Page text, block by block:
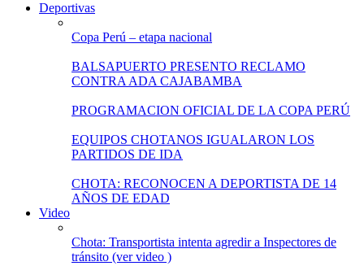
Deportivas
Copa Perú – etapa nacional
BALSAPUERTO PRESENTO RECLAMO
CONTRA ADA CAJABAMBA
PROGRAMACION OFICIAL DE LA COPA PERÚ
EQUIPOS CHOTANOS IGUALARON LOS
PARTIDOS DE IDA
CHOTA: RECONOCEN A DEPORTISTA DE 14
AÑOS DE EDAD
Video
Chota: Transportista intenta agredir a Inspectores de
tránsito (ver video )